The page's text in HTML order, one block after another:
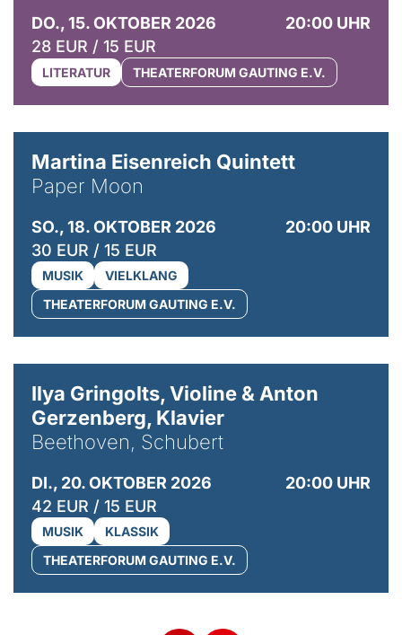
DO., 15. OKTOBER 2026
20:00 UHR
28 EUR / 15 EUR
LITERATUR THEATERFORUM GAUTING E.V.
Martina Eisenreich Quintett
Paper Moon
SO., 18. OKTOBER 2026
20:00 UHR
30 EUR / 15 EUR
MUSIK
VIELKLANG
THEATERFORUM GAUTING E.V.
Ilya Gringolts, Violine & Anton
Gerzenberg, Klavier
Beethoven, Schubert
DI., 20. OKTOBER 2026
20:00 UHR
42 EUR / 15 EUR
MUSIK
KLASSIK
THEATERFORUM GAUTING E.V.